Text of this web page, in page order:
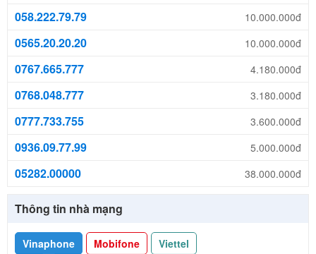
058.222.79.79 10.000.000đ
0565.20.20.20 10.000.000đ
0767.665.777 4.180.000đ
0768.048.777 3.180.000đ
0777.733.755 3.600.000đ
0936.09.77.99 5.000.000đ
05282.00000 38.000.000đ
Thông tin nhà mạng
Vinaphone Mobifone
Viettel